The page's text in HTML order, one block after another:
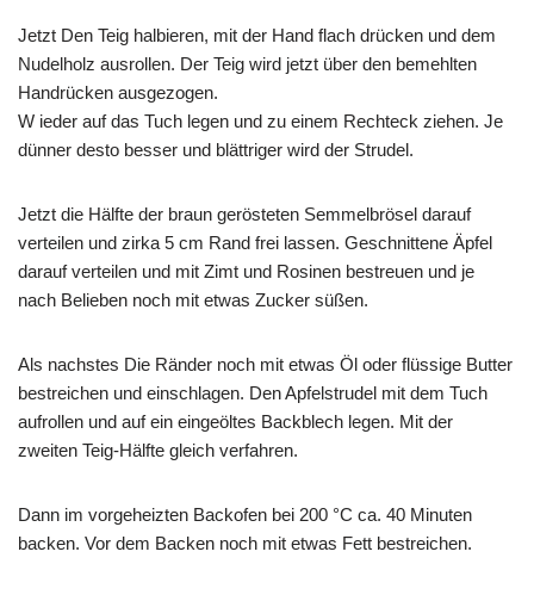
Jetzt Den Teig halbieren, mit der Hand flach drücken und dem
Nudelholz ausrollen. Der Teig wird jetzt über den bemehlten
Handrücken ausgezogen.
W ieder auf das Tuch legen und zu einem Rechteck ziehen. Je
dünner desto besser und blättriger wird der Strudel.
Jetzt die Hälfte der braun gerösteten Semmelbrösel darauf
verteilen und zirka 5 cm Rand frei lassen. Geschnittene Äpfel
darauf verteilen und mit Zimt und Rosinen bestreuen und je
nach Belieben noch mit etwas Zucker süßen.
Als nachstes Die Ränder noch mit etwas Öl oder flüssige Butter
bestreichen und einschlagen. Den Apfelstrudel mit dem Tuch
aufrollen und auf ein eingeöltes Backblech legen. Mit der
zweiten Teig-Hälfte gleich verfahren.
Dann im vorgeheizten Backofen bei 200 °C ca. 40 Minuten
backen. Vor dem Backen noch mit etwas Fett bestreichen.